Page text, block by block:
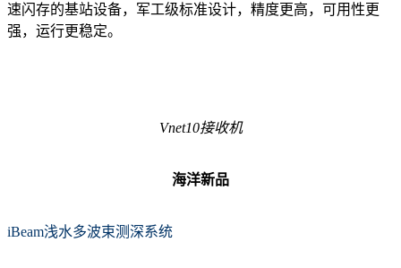
速闪存的基站设备，军工级标准设计，精度更高，可用性更
强，运行更稳定。
Vnet10接收机
海洋新品
iBeam浅水多波束测深系统